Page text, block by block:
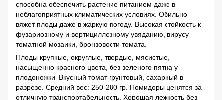
способна обеспечить растение питанием даже в
неблагоприятных климатических условиях. Обильно
вяжет плоды даже в жаркую погоду. Высокая стойкость к
фузариозному и вертициллезному увяданию, вирусу
томатной мозаики, бронзовости томата.
Плоды крупные, округлые, твердые, мясистые,
насыщенно-красного цвета, без зеленого пятна у
плодоножки. Вкусный томат грунтовый, сахарный в
разрезе. Средний вес: 250-280 гр. Помидоры ценятся за
отличную транспортабельность. Хорошая лежкость без